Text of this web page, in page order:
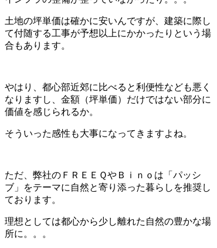
土地の坪単価は確かに安いんですが、建築に際し
て付随する工事が予想以上にかかったりという場
合もあります。
やはり、都心部近郊に比べると利便性なども悪く
なりますし、金額（坪単価）だけではない部分に
価値を感じられるか。
そういった感性も大事になってきますよね。
ただ、弊社のＦＲＥＥＱやＢｉｎｏは「パッシ
ブ」をテーマに自然と寄り添った暮らしを推奨し
ております。
理想としては都心から少し離れた自然の豊かな場
所に。。。